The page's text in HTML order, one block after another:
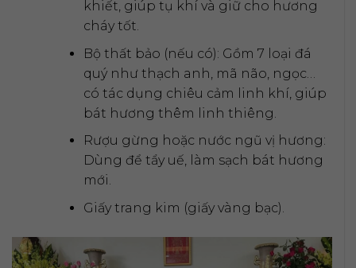
khiết, giúp tụ khí và giữ cho hương
cháy tốt.
Bộ thất bảo (nếu có): Gồm 7 loại đá
quý như thạch anh, mã não, ngọc…
có tác dụng chiêu cảm linh khí, giúp
bát hương thêm linh thiêng.
Rượu gừng hoặc nước ngũ vị hương:
Dùng để tẩy uế, làm sạch bát hương
mới.
Giấy trang kim (giấy vàng bạc).